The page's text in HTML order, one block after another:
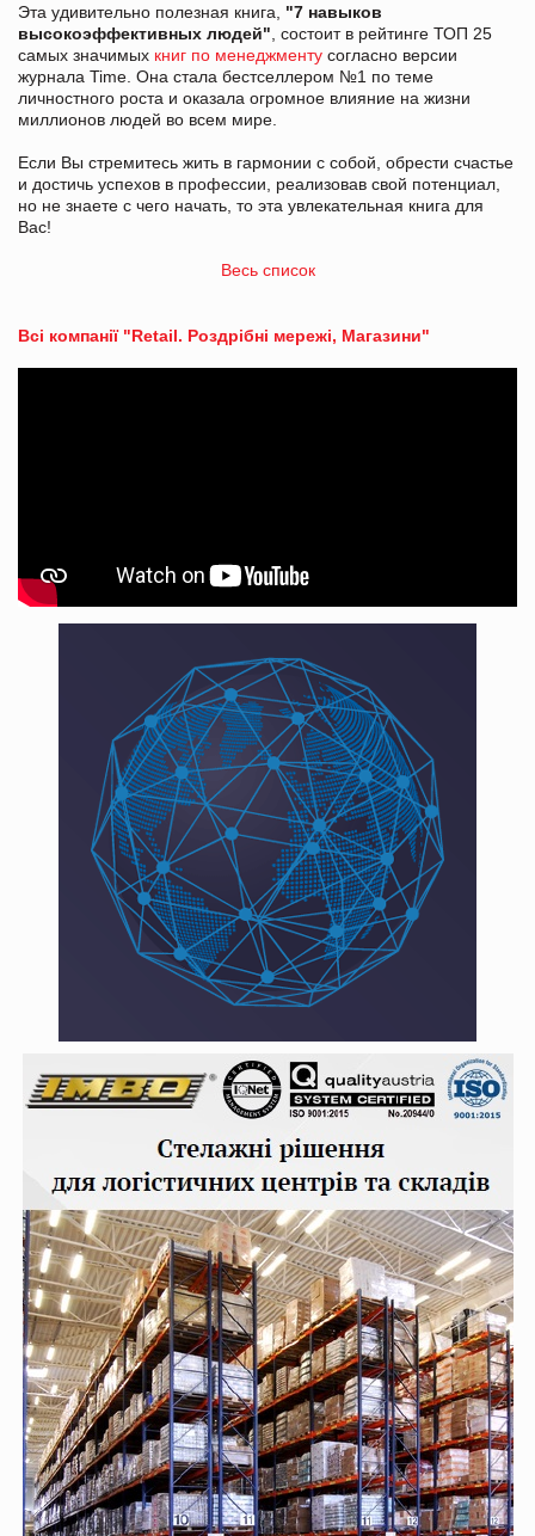
Эта удивительно полезная книга, "7 навыков
высокоэффективных людей" , состоит в рейтинге ТОП 25
самых значимых книг по менеджменту согласно версии
журнала Time. Она стала бестселлером №1 по теме
личностного роста и оказала огромное влияние на жизни
миллионов людей во всем мире.
Если Вы стремитесь жить в гармонии с собой, обрести счастье
и достичь успехов в профессии, реализовав свой потенциал,
но не знаете с чего начать, то эта увлекательная книга для
Вас!
Весь список
Всі компанії "Retail. Роздрібні мережі, Магазини"